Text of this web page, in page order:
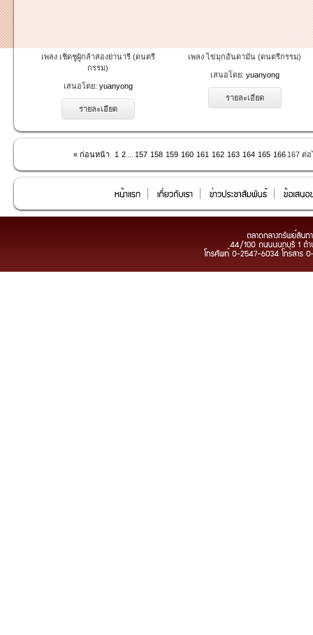
เพลง เชิดชูผู้กล้าสองย่านารี (ดนตรี
กรรม)
เสนอโดย: yuanyong
รายละเอียด
เพลง ไข่มุกอันดามัน (ดนตรีกรรม)
เสนอโดย: yuanyong
รายละเอียด
« ก่อนหน้า 1 2 157 158 159 160 161 162 163 164 165 166 167ต่อ